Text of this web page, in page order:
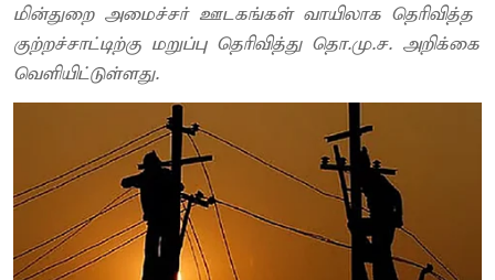
மின்துறை அமைச்சர் ஊடகங்கள் வாயிலாக தெரிவித்த
குற்றச்சாட்டிற்கு மறுப்பு தெரிவித்து தொ.மு.ச. அறிக்கை
வெளியிட்டுள்ளது.